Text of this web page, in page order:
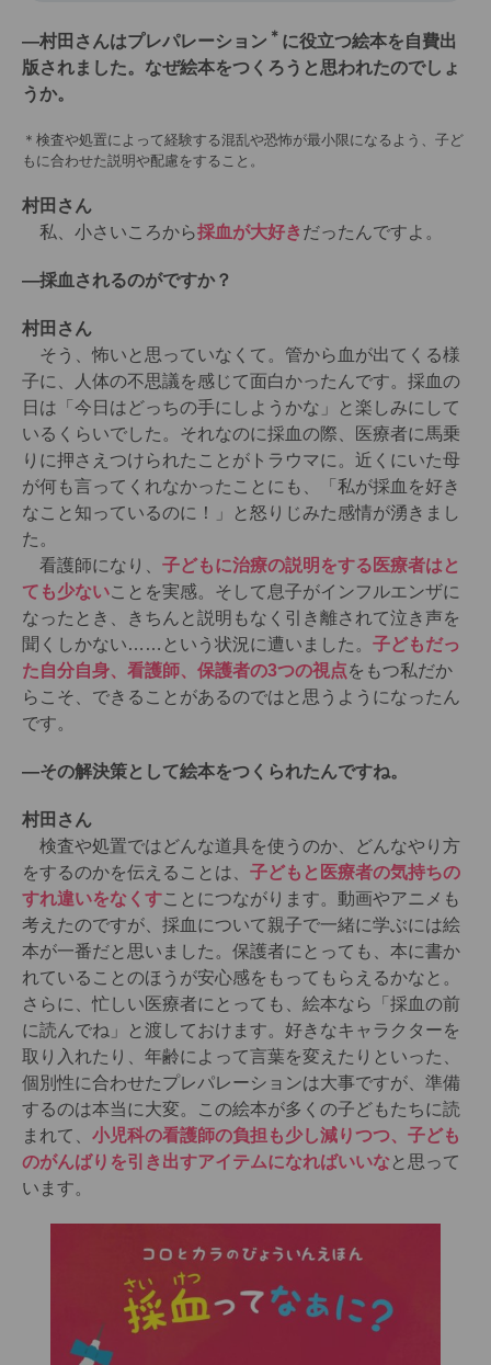
―村田さんはプレパレーション ＊ に役立つ絵本を自費出
版されました。なぜ絵本をつくろうと思われたのでしょ
うか。
＊検査や処置によって経験する混乱や恐怖が最小限になるよう、子ど
もに合わせた説明や配慮をすること。
村田さん
私、小さいころから採血が大好き だったんですよ。
―採血されるのがですか？
村田さん
そう、怖いと思っていなくて。管から血が出てくる様
子に、人体の不思議を感じて面白かったんです。採血の
日は「今日はどっちの手にしようかな」と楽しみにして
いるくらいでした。それなのに採血の際、医療者に馬乗
りに押さえつけられたことがトラウマに。近くにいた母
が何も言ってくれなかったことにも、「私が採血を好き
なこと知っているのに！」と怒りじみた感情が湧きまし
た。
看護師になり、 子どもに治療の説明をする医療者はと
ても少ないことを実感。そして息子がインフルエンザに
なったとき、きちんと説明もなく引き離されて泣き声を
聞くしかない……という状況に遭いました。 子どもだっ
た自分自身、看護師、保護者の3つの視点をもつ私だか
らこそ、できることがあるのではと思うようになったん
です。
―その解決策として絵本をつくられたんですね。
村田さん
検査や処置ではどんな道具を使うのか、どんなやり方
をするのかを伝えることは、 子どもと医療者の気持ちの
すれ違いをなくすことにつながります。動画やアニメも
考えたのですが、採血について親子で一緒に学ぶには絵
本が一番だと思いました。保護者にとっても、本に書か
れていることのほうが安心感をもってもらえるかなと。
さらに、忙しい医療者にとっても、絵本なら「採血の前
に読んでね」と渡しておけます。好きなキャラクターを
取り入れたり、年齢によって言葉を変えたりといった、
個別性に合わせたプレパレーションは大事ですが、準備
するのは本当に大変。この絵本が多くの子どもたちに読
まれて、 小児科の看護師の負担も少し減りつつ、子ども
のがんばりを引き出すアイテムになればいいなと思って
います。